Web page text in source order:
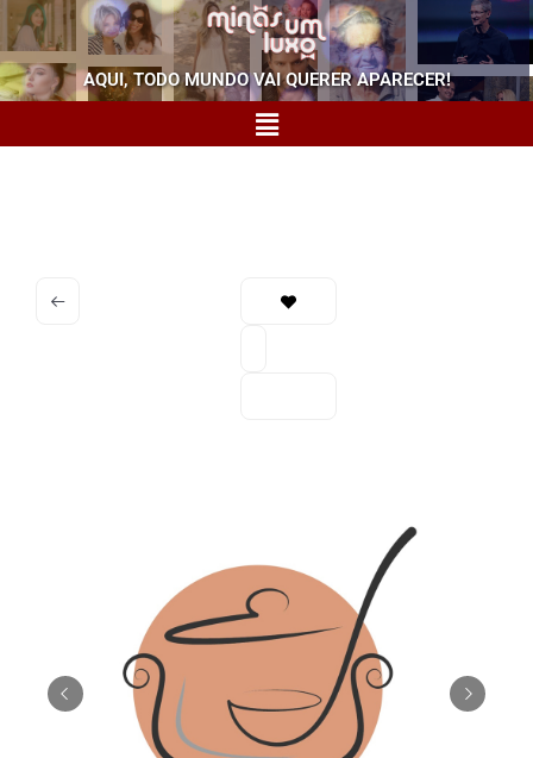
AQUI, TODO MUNDO VAI QUERER APARECER!